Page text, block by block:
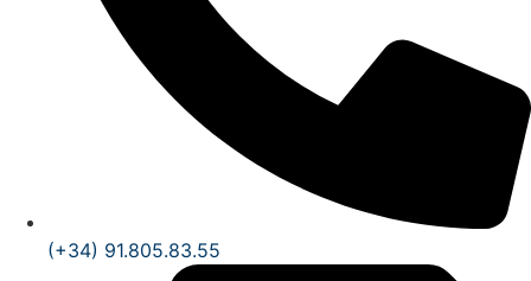
(+34) 91.805.83.55